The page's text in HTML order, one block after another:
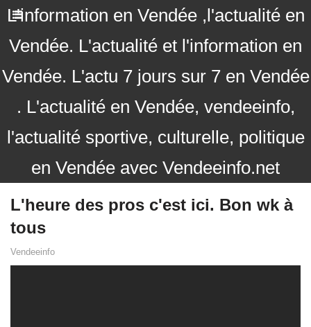
L'information en Vendée ,l'actualité en
Vendée. L'actualité et l'information en
Vendée. L'actu 7 jours sur 7 en Vendée
. L'actualité en Vendée, vendeeinfo,
l'actualité sportive, culturelle, politique
en Vendée avec Vendeeinfo.net
L'heure des pros c'est ici. Bon wk à
tous
Vendeeinfo